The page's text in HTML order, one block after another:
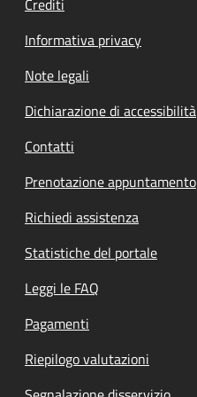
Informativa privacy
Note legali
Dichiarazione di accessibilità
Contatti
Prenotazione appuntamento
Richiedi assistenza
Statistiche del portale
Leggi le FAQ
Pagamenti
Riepilogo valutazioni